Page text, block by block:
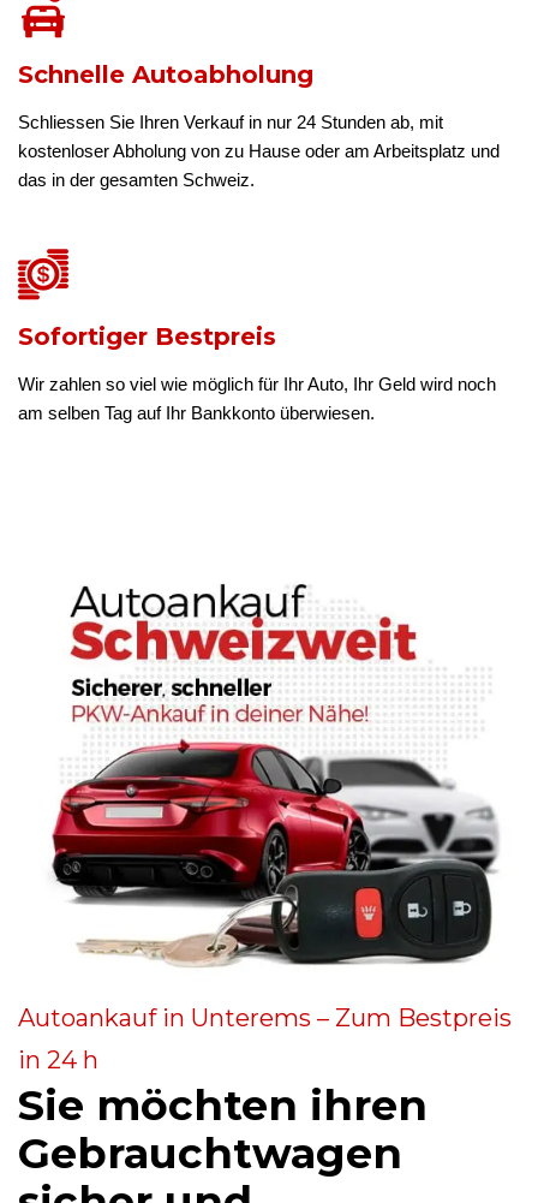
Schnelle Autoabholung
Schliessen Sie Ihren Verkauf in nur 24 Stunden ab, mit
kostenloser Abholung von zu Hause oder am Arbeitsplatz und
das in der gesamten Schweiz.
Sofortiger Bestpreis
Wir zahlen so viel wie möglich für Ihr Auto, Ihr Geld wird noch
am selben Tag auf Ihr Bankkonto überwiesen.
Autoankauf in Unterems – Zum Bestpreis
in 24 h
Sie möchten ihren
Gebrauchtwagen